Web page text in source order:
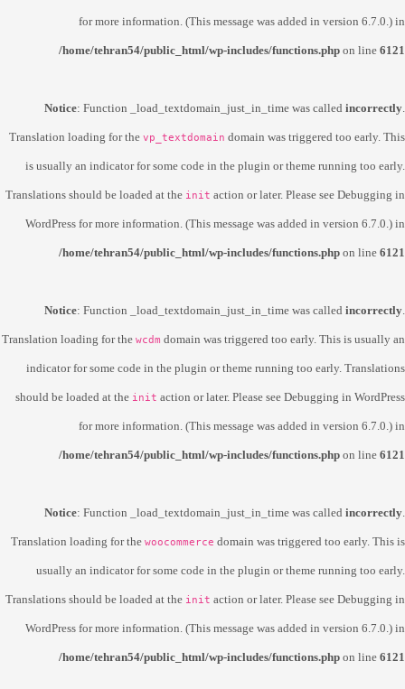
for more information. (This message was added in version 6.7.0.) in
/home/tehran54/public_html/wp-includes/functions.php on line 6121
Notice: Function _load_textdomain_just_in_time was called incorrectly.
Translation loading for the vp_textdomain domain was triggered too early. This
is usually an indicator for some code in the plugin or theme running too early.
Translations should be loaded at the init action or later. Please see Debugging in
WordPress for more information. (This message was added in version 6.7.0.) in
/home/tehran54/public_html/wp-includes/functions.php on line 6121
Notice: Function _load_textdomain_just_in_time was called incorrectly.
Translation loading for the wcdm domain was triggered too early. This is usually an
indicator for some code in the plugin or theme running too early. Translations
should be loaded at the init action or later. Please see Debugging in WordPress
for more information. (This message was added in version 6.7.0.) in
/home/tehran54/public_html/wp-includes/functions.php on line 6121
Notice: Function _load_textdomain_just_in_time was called incorrectly.
Translation loading for the woocommerce domain was triggered too early. This is
usually an indicator for some code in the plugin or theme running too early.
Translations should be loaded at the init action or later. Please see Debugging in
WordPress for more information. (This message was added in version 6.7.0.) in
/home/tehran54/public_html/wp-includes/functions.php on line 6121